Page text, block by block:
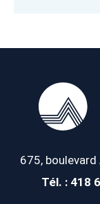
675,
Tél. : 418